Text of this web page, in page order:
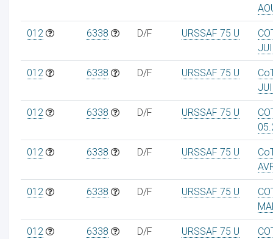
012 6338 D/F URSSAF 75 U
012 6338 D/F URSSAF 75 U
012 6338 D/F URSSAF 75 U
012 6338 D/F URSSAF 75 U
012 6338 D/F URSSAF 75 U
012 6338 D/F URSSAF 75 U